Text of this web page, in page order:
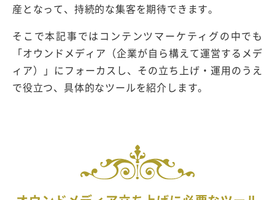
産となって、持続的な集客を期待できます。
そこで本記事ではコンテンツマーケティグの中でも
「オウンドメディア（企業が自ら構えて運営するメデ
ィア）」にフォーカスし、その立ち上げ・運用のうえ
で役立つ、具体的なツールを紹介します。